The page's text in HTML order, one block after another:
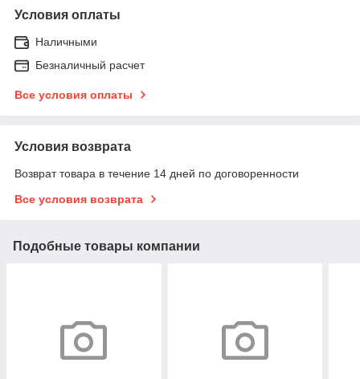
Условия оплаты
Наличными
Безналичный расчет
Все условия оплаты
Условия возврата
Возврат товара в течение 14 дней по договоренности
Все условия возврата
Подобные товары компании